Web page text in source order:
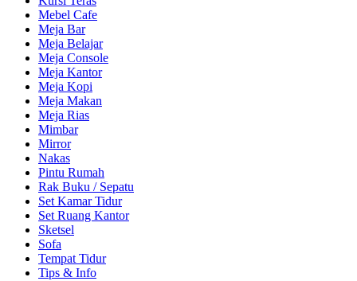
Mebel Cafe
Meja Bar
Meja Belajar
Meja Console
Meja Kantor
Meja Kopi
Meja Makan
Meja Rias
Mimbar
Mirror
Nakas
Pintu Rumah
Rak Buku / Sepatu
Set Kamar Tidur
Set Ruang Kantor
Sketsel
Sofa
Tempat Tidur
Tips & Info